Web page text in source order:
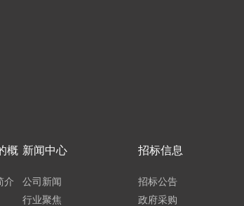
概
介
新闻中心
公司新闻
行业聚焦
招标信息
招标公告
政府采购